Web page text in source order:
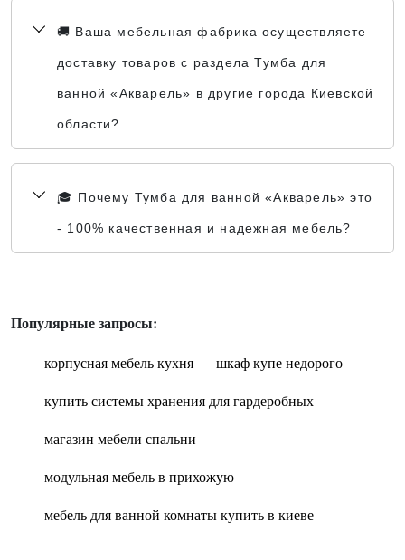
🚚 Ваша мебельная фабрика осуществляете
доставку товаров с раздела Тумба для
ванной «Акварель» в другие города Киевской
области?
🎓 Почему Тумба для ванной «Акварель» это
- 100% качественная и надежная мебель?
Популярные запросы:
корпусная мебель кухня
шкаф купе недорого
купить системы хранения для гардеробных
магазин мебели спальни
модульная мебель в прихожую
мебель для ванной комнаты купить в киеве